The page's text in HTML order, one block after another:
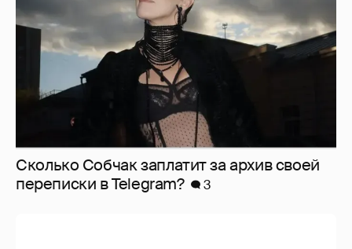
Сколько Собчак заплатит за архив своей
перeписки в Telegram?
3